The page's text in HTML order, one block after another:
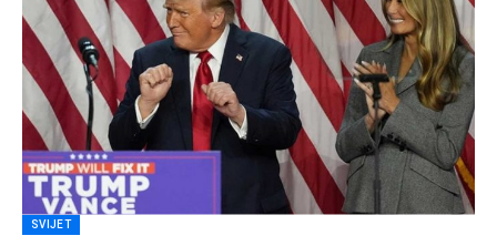
SVIJET